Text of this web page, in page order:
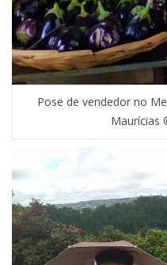
Pose de vendedor no
Maurícias